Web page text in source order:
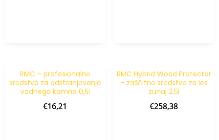
RMC – profesionalno
sredstvo za odstranjevanje
vodnega kamna 0,5l
€16,21
RMC Hybrid Wood Protector
– zaščitno sredstvo za les
zunaj 2,5l
€258,38